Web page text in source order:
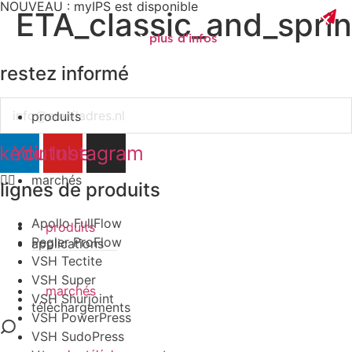
NOUVEAU : myIPS est disponible
plus d’infos
fermer
produits
marchés
applications
téléchargements
produits
marchés
restez informé
YoutubeInstagram
lignes de produits
Apollo FullFlow
Pegler ProFlow
VSH Tectite
VSH Super
VSH Shurjoint
VSH PowerPress
VSH SudoPress